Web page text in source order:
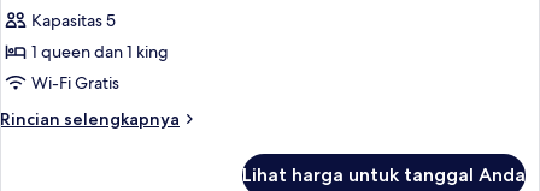
Suite
Garden
View
Kapasitas 5
1 queen dan 1 king
Wi-Fi Gratis
Rincian selengkapnya
Rincian
Lihat harga untuk tanggal Anda